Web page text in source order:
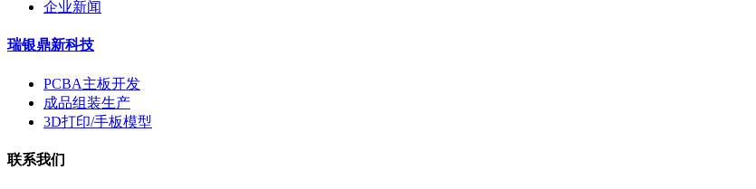
企业新闻
瑞银鼎新科技
PCBA主板开发
成品组装生产
3D打印/手板模型
联系我们